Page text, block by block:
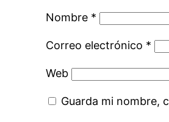
Nombre *
Correo electrónico *
Web
Guarda mi nombre,